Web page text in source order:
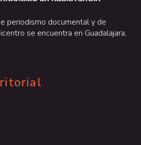
periodismo documental y de
se encuentra en Guadalajara,